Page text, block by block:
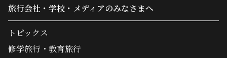
旅行会社・学校・メディアのみなさまへ
トピックス
修学旅行・教育旅行